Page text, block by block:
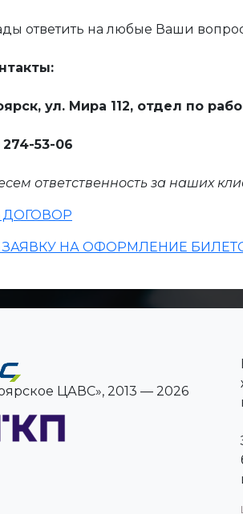
ответить на любые Ваши
ул. Мира 112, отдел по
274-53-06
ответственность за наших
ДОГОВОР
ЗАЯВКУ НА ОФОРМЛЕНИЕ
ЦАВС», 2013 — 2026